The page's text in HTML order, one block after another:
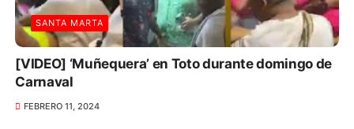
SANTA MARTA
[VIDEO] ‘Muñequera’ en Toto durante domingo de
Carnaval
FEBRERO 11, 2024